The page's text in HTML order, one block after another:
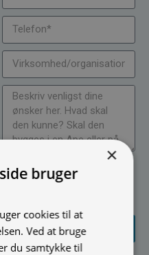
Jeg vil gerne modtage
nyheder på mail (bare rolig,
FORESPØRGSEL
×
bruger
cookies til at
Ved at bruge
du samtykke til